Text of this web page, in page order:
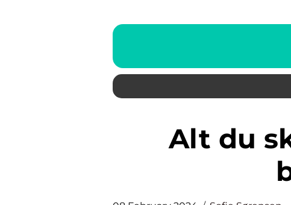
Alt du skal vide om gel